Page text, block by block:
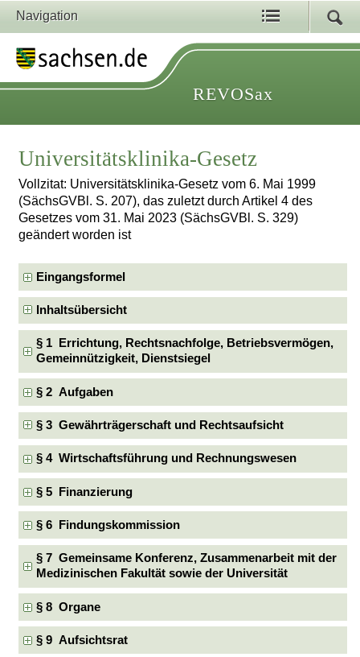
Navigation
REVOSax
Universitätsklinika-Gesetz
Vollzitat: Universitätsklinika-Gesetz vom 6. Mai 1999
(SächsGVBl. S. 207), das zuletzt durch Artikel 4 des
Gesetzes vom 31. Mai 2023 (SächsGVBl. S. 329)
geändert worden ist
Eingangsformel
Inhaltsübersicht
§ 1 Errichtung, Rechtsnachfolge, Betriebsvermögen,
Gemeinnützigkeit, Dienstsiegel
§ 2 Aufgaben
§ 3 Gewährträgerschaft und Rechtsaufsicht
§ 4 Wirtschaftsführung und Rechnungswesen
§ 5 Finanzierung
§ 6 Findungskommission
§ 7 Gemeinsame Konferenz, Zusammenarbeit mit der
Medizinischen Fakultät sowie der Universität
§ 8 Organe
§ 9 Aufsichtsrat